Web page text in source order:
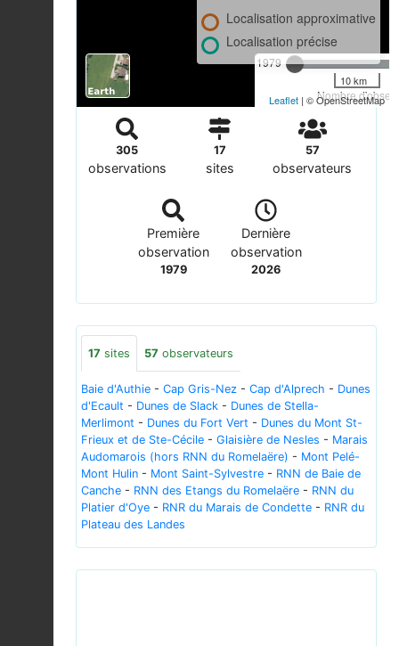
1979
Nombre
Localisation approximative
Localisation précise
10 km
Leaflet | © OpenStreetMap
305
observations
17
sites
57
observateurs
Première
observation
1979
Dernière
observation
2026
17 sites 57 observateurs
Baie d'Authie - Cap Gris-Nez - Cap d'Alprech - Dunes
d'Ecault - Dunes de Slack - Dunes de Stella-
Merlimont - Dunes du Fort Vert - Dunes du Mont St-
Frieux et de Ste-Cécile - Glaisière de Nesles - Marais
Audomarois (hors RNN du Romelaëre) - Mont Pelé-
Mont Hulin - Mont Saint-Sylvestre - RNN de Baie de
Canche - RNN des Etangs du Romelaëre - RNN du
Platier d'Oye - RNR du Marais de Condette - RNR du
Plateau des Landes